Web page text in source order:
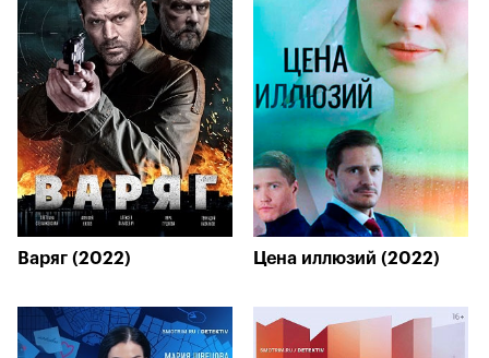
Варяг (2022) Цена иллюзий (2022)